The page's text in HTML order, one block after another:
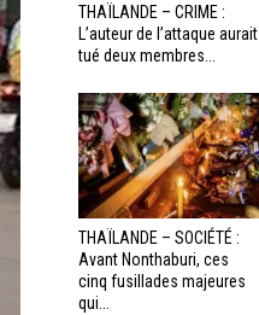
THAÏLANDE – CRIME :
L’auteur de l’attaque aurait
tué deux membres...
THAÏLANDE – SOCIÉTÉ :
Avant Nonthaburi, ces
cinq fusillades majeures
qui...